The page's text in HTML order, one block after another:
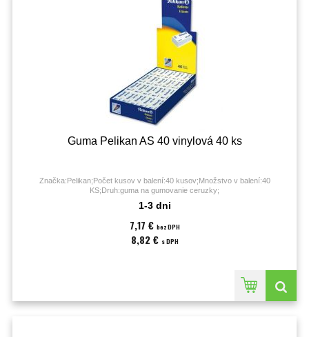
Guma Pelikan AS 40 vinylová 40 ks
Značka:Pelikan;Počet kusov v balení:40 kusov;Množstvo v balení:40
KS;Druh:guma na gumovanie ceruzky;
1-3 dni
7,17 € bez DPH
8,82 € s DPH